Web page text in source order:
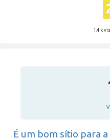
1.4 k
É um bom sítio para